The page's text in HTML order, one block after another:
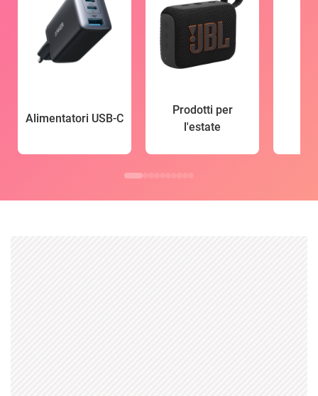
Alimentatori USB-C
Prodotti per
l'estate